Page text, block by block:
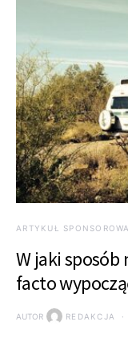
ARTYKUŁ
W jaki sposób
facto
AUTOR REDAKCJA